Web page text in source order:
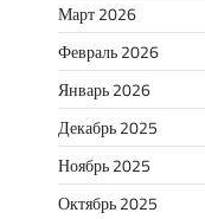
Март 2026
Февраль 2026
Январь 2026
Декабрь 2025
Ноябрь 2025
Октябрь 2025